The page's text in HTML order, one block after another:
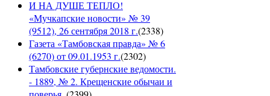
И НА ДУШЕ ТЕПЛО!
«Мучкапские новости» № 39
(9512), 26 сентября 2018 г.(2338)
Газета «Тамбовская правда» № 6
(6270) от 09.01.1953 г.(2302)
Тамбовские губернские ведомости.
- 1889, № 2. Крещенские обычаи и